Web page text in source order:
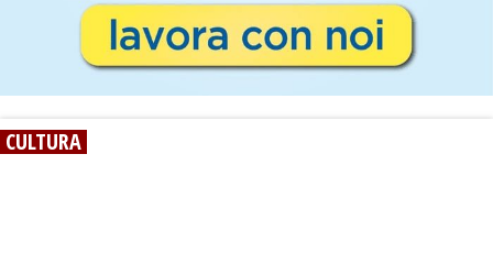
CULTURA